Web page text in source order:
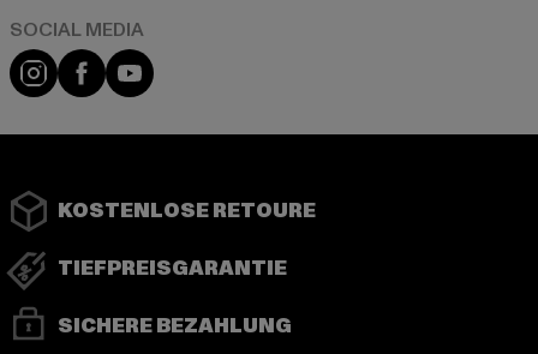
Instagram
FacebookYouTube
KOSTENLOSE RETOURE
TIEFPREISGARANTIE
SICHERE BEZAHLUNG